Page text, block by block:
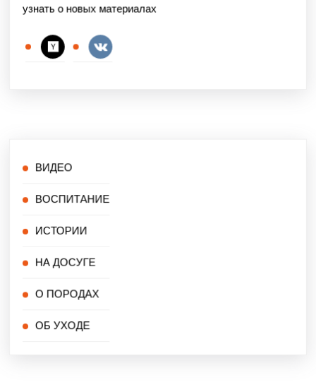
узнать о новых материалах
ВИДЕО
ВОСПИТАНИЕ
ИСТОРИИ
НА ДОСУГЕ
О ПОРОДАХ
ОБ УХОДЕ